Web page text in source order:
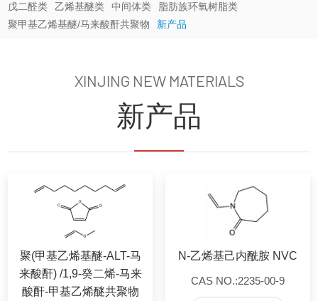
戊二醛类 乙烯基醚类 中间体类
脂肪族环氧树脂类
聚甲基乙烯基醚/马来酸酐共聚物
新产品
XINJING NEW MATERIALS
新产品
聚(甲基乙烯基醚-ALT-马
来酸酐) /1,9-癸二烯-马来
酸酐-甲基乙烯醚共聚物
N-乙烯基己内酰胺 NVC
CAS NO.:2235-00-9